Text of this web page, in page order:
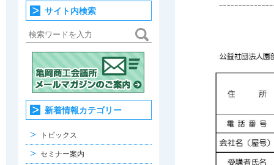
サイト内検索
新着情報カテゴリー
トピックス
セミナー案内